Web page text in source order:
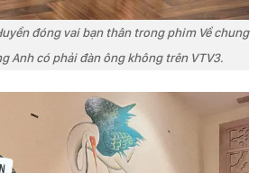
đóng vai bạn thân trong phim Về chung
Anh có phải đàn ông không trên VTV3.